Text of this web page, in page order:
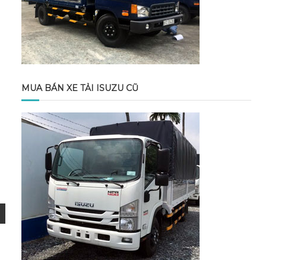
MUA BÁN XE TẢI ISUZU CŨ